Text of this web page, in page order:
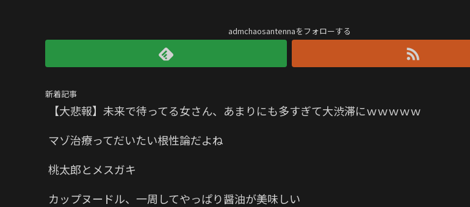
admchaosantennaをフォローする
新着記事
【大悲報】未来で待ってる女さん、あまりにも多すぎて大渋滞にｗｗｗｗｗ
マゾ治療ってだいたい根性論だよね
桃太郎とメスガキ
カップヌードル、一周してやっぱり醤油が美味しい